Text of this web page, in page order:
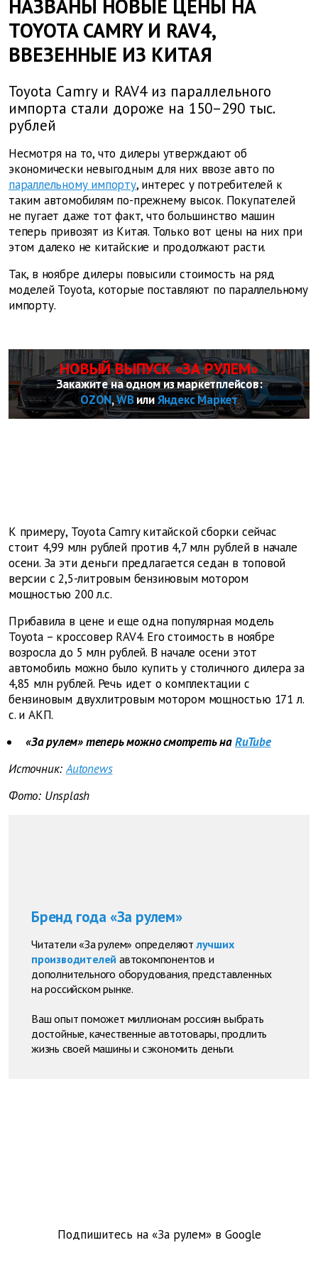
НАЗВАНЫ НОВЫЕ ЦЕНЫ НА
TOYOTA CAMRY И RAV4,
ВВЕЗЕННЫЕ ИЗ КИТАЯ
Toyota Camry и RAV4 из параллельного
импорта стали дороже на 150–290 тыс.
рублей
Несмотря на то, что дилеры утверждают об
экономически невыгодным для них ввозе авто по
параллельному импорту, интерес у потребителей к
таким автомобилям по-прежнему высок. Покупателей
не пугает даже тот факт, что большинство машин
теперь привозят из Китая. Только вот цены на них при
этом далеко не китайские и продолжают расти.
Так, в ноябре дилеры повысили стоимость на ряд
моделей Toyota, которые поставляют по параллельному
импорту.
НОВЫЙ ВЫПУСК «ЗА РУЛЕМ»
Закажите на одном из маркетплейсов:
OZON,WBилиЯндекс Маркет
К примеру, Toyota Camry китайской сборки сейчас
стоит 4,99 млн рублей против 4,7 млн рублей в начале
осени. За эти деньги предлагается седан в топовой
версии с 2,5-литровым бензиновым мотором
мощностью 200 л.с.
Прибавила в цене и еще одна популярная модель
Toyota – кроссовер RAV4. Его стоимость в ноябре
возросла до 5 млн рублей. В начале осени этот
автомобиль можно было купить у столичного дилера за
4,85 млн рублей. Речь идет о комплектации с
бензиновым двухлитровым мотором мощностью 171 л.
с. и АКП.
«За рулем» теперь можно смотреть наRuTube
Источник: Autonews
Фото: Unsplash
Бренд года «За рулем»
Читатели «За рулем» определяют лучших
производителей автокомпонентов и
дополнительного оборудования, представленных
на российском рынке.
Ваш опыт поможет миллионам россиян выбрать
достойные, качественные автотовары, продлить
жизнь своей машины и сэкономить деньги.
Подпишитесь на «За рулем» в Google